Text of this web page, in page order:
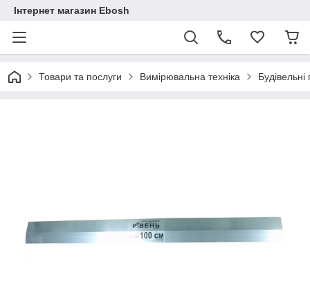
Інтернет магазин Ebosh
Товари та послуги Вимірювальна техніка